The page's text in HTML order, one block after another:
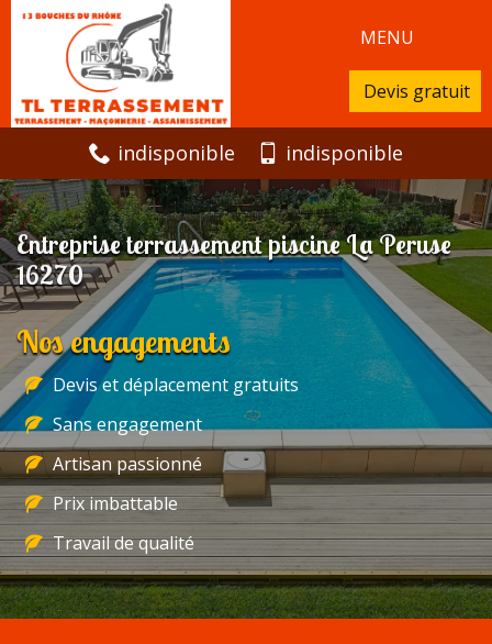
MENU
Devis gratuit
indisponible indisponible
Entreprise terrassement piscine La Peruse
16270
Nos engagements
Devis et déplacement gratuits
Sans engagement
Artisan passionné
Prix imbattable
Travail de qualité